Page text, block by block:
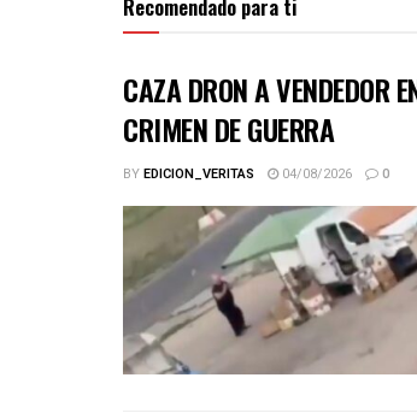
Recomendado para ti
CAZA DRON A VENDEDOR
CRIMEN DE GUERRA
BYEDICION_VERITAS 04/08/2026 0